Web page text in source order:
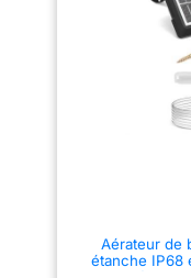
Aérateur de
étanche IP68